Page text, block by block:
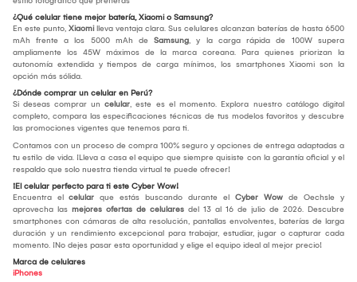
¿Qué celular tiene mejor batería, Xiaomi o Samsung?
En este punto, Xiaomi lleva ventaja clara. Sus celulares alcanzan baterías de hasta 6500
mAh frente a los 5000 mAh de Samsung, y la carga rápida de 100W supera
ampliamente los 45W máximos de la marca coreana. Para quienes priorizan la
autonomía extendida y tiempos de carga mínimos, los smartphones Xiaomi son la
opción más sólida.
¿Dónde comprar un celular en Perú?
Si deseas comprar un celular, este es el momento. Explora nuestro catálogo digital
completo, compara las especificaciones técnicas de tus modelos favoritos y descubre
las promociones vigentes que tenemos para ti.
Contamos con un proceso de compra 100% seguro y opciones de entrega adaptadas a
tu estilo de vida. ¡Lleva a casa el equipo que siempre quisiste con la garantía oficial y el
respaldo que solo nuestra tienda virtual te puede ofrecer!
¡El celular perfecto para ti este Cyber Wow!
Encuentra el celular que estás buscando durante el Cyber Wow de Oechsle y
aprovecha las mejores ofertas de celulares del 13 al 16 de julio de 2026. Descubre
smartphones con cámaras de alta resolución, pantallas envolventes, baterías de larga
duración y un rendimiento excepcional para trabajar, estudiar, jugar o capturar cada
momento. ¡No dejes pasar esta oportunidad y elige el equipo ideal al mejor precio!
Marca de celulares
iPhones